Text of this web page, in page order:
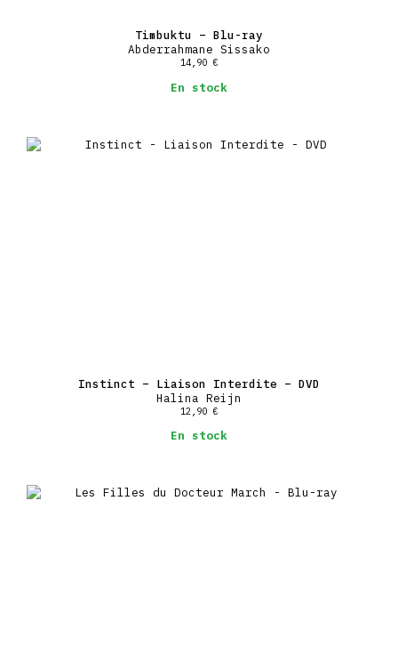
Timbuktu – Blu-ray
Abderrahmane Sissako
14,90 €
En stock
Instinct – Liaison Interdite – DVD
Halina Reijn
12,90 €
En stock